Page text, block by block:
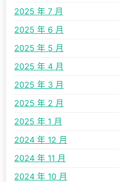
2025 年 7 月
2025 年 6 月
2025 年 5 月
2025 年 4 月
2025 年 3 月
2025 年 2 月
2025 年 1 月
2024 年 12 月
2024 年 11 月
2024 年 10 月